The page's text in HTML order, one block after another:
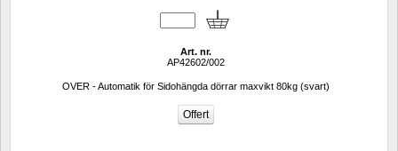
Art. nr.
AP42602/002
OVER - Automatik för Sidohängda dörrar maxvikt 80kg (svart)